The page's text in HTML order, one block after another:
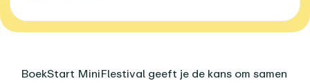
Over dit agenda-item
BoekStart MiniFlestival geeft je de kans om samen